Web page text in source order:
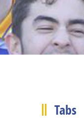
Tabs